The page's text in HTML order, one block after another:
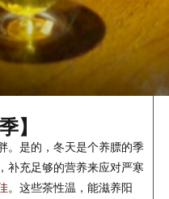
】
。是的，冬天是个养膘的季
补充足够的营养来应对严寒
。这些茶性温，能滋养阳